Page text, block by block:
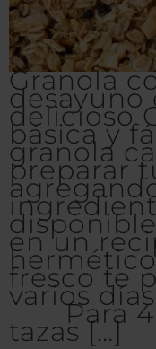
Granola
delicioso
básica y
granola
preparar
en un
fresco te
varios
Para 4
tazas […]